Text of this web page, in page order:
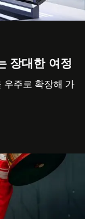
장대한 여정
우주로 확장해 가